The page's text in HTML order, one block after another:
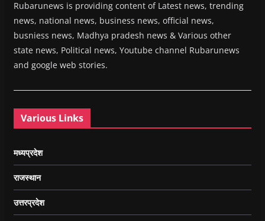
Rubarunews is providing content of Latest news, trending
news, national news, business news, official news,
busniess news, Madhya pradesh news & Various other
state news, Political news, Youtube channel Rubarunews
and google web stories.
Various Links
मध्यप्रदेश
राजस्थान
उत्तरप्रदेश